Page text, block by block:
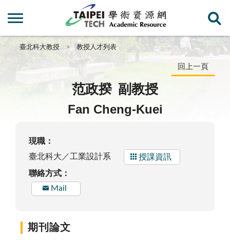
臺北科大教授 教授人才列表
回上一頁
范政揆 副教授
Fan Cheng-Kuei
現職：
臺北科大／工業設計系
授課資訊
聯絡方式：
Mail
期刊論文